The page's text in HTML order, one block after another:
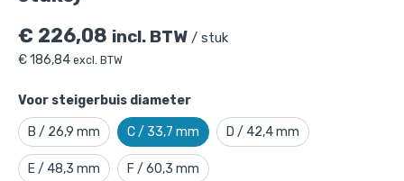
€ 226,08 incl. BTW / stuk
€186,84 excl. BTW
Voor steigerbuis diameter
B / 26,9 mm C / 33,7 mm D / 42,4 mm
E / 48,3 mm F / 60,3 mm
Doos Koppelstuk-C / 33,7 mm (40
stuks)